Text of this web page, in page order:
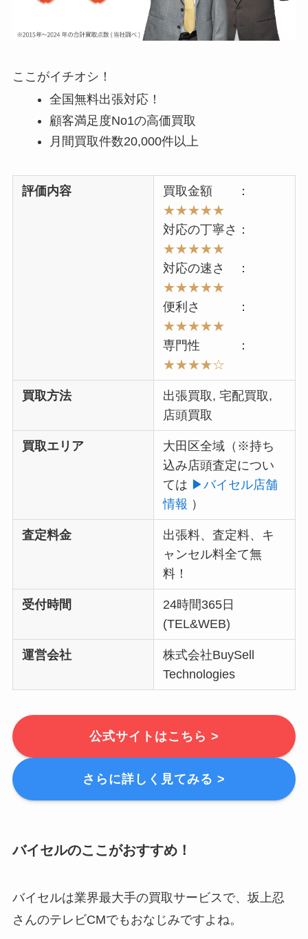
ここがイチオシ！
全国無料出張対応！
顧客満足度No1の高価買取
月間買取件数20,000件以上
評価内容
買取金額 ：
★★★★★
対応の丁寧さ：
★★★★★
対応の速さ ：
★★★★★
便利さ ：
★★★★★
専門性 ：
★★★★☆
買取方法
出張買取, 宅配買取,
店頭買取
買取エリア 大田区全域（ ※持ち
込み店頭査定につい
ては ▶︎バイセル店舗
情報 ）
査定料金
出張料、査定料、キ
ャンセル料全て無
料！
受付時間
24時間365日
(TEL&WEB)
運営会社
株式会社BuySell
Technologies
公式サイトはこちら >
さらに詳しく見てみる >
バイセルのここがおすすめ！
バイセルは業界最大手の買取サービスで、坂上忍
さんのテレビCMでもおなじみですよね。